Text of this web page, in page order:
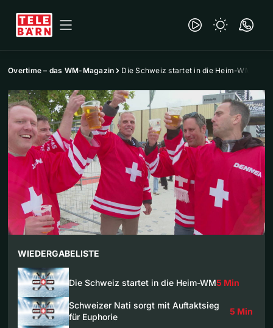
Overtime – das WM-Magazin Die Schweiz startet in die Heim-WM
WIEDERGABELISTE
Die Schweiz startet in die Heim-WM5 Min
Schweizer Nati sorgt mit Auftaktsieg
für Euphorie
5 Min